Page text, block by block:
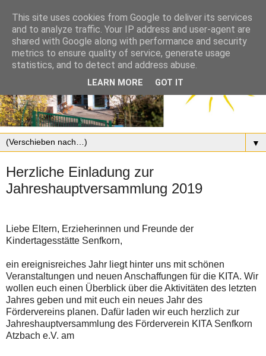
▼
Herzliche Einladung zur
Jahreshauptversammlung 2019
Liebe Eltern, Erzieherinnen und Freunde der
Kindertagesstätte Senfkorn,
ein ereignisreiches Jahr liegt hinter uns mit schönen
Veranstaltungen und neuen Anschaffungen für die KITA. Wir
wollen euch einen Überblick über die Aktivitäten des letzten
Jahres geben und mit euch ein neues Jahr des
Fördervereins planen. Dafür laden wir euch herzlich zur
Jahreshauptversammlung des Förderverein KITA Senfkorn
Atzbach e.V. am
This site uses cookies from Google to deliver its services
and to analyze traffic. Your IP address and user-agent are
shared with Google along with performance and security
metrics to ensure quality of service, generate usage
statistics, and to detect and address abuse.
LEARN MORE GOT IT